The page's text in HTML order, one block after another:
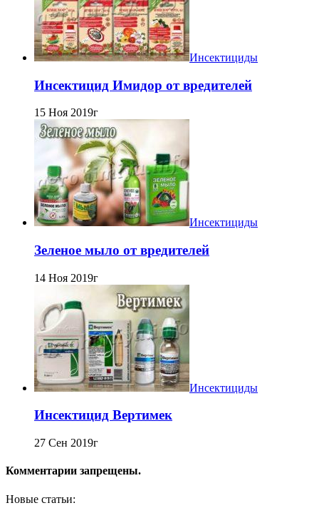
Инсектициды
Инсектицид Имидор от вредителей
15 Ноя 2019г
Инсектициды
Зеленое мыло от вредителей
14 Ноя 2019г
Инсектициды
Инсектицид Вертимек
27 Сен 2019г
Комментарии запрещены.
Новые статьи: